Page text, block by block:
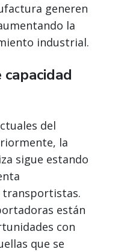
generen
la
industrial.
del
la
sigue estando
están
con
que se